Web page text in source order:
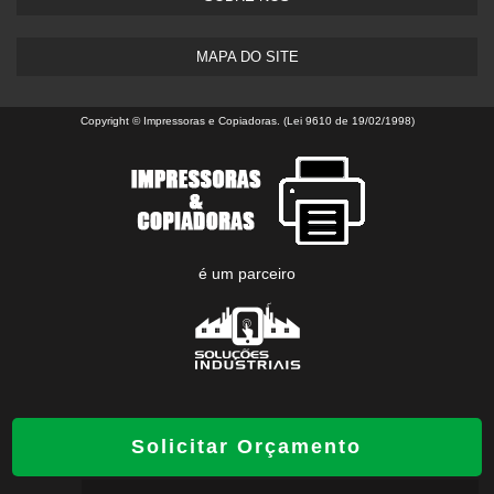
Aluguel de Impressora
Impressora.
Solicitar Orçamento
MAPA DO SITE
Copyright © Impressoras e Copiadoras. (Lei 9610 de 19/02/1998)
é um parceiro
W3C